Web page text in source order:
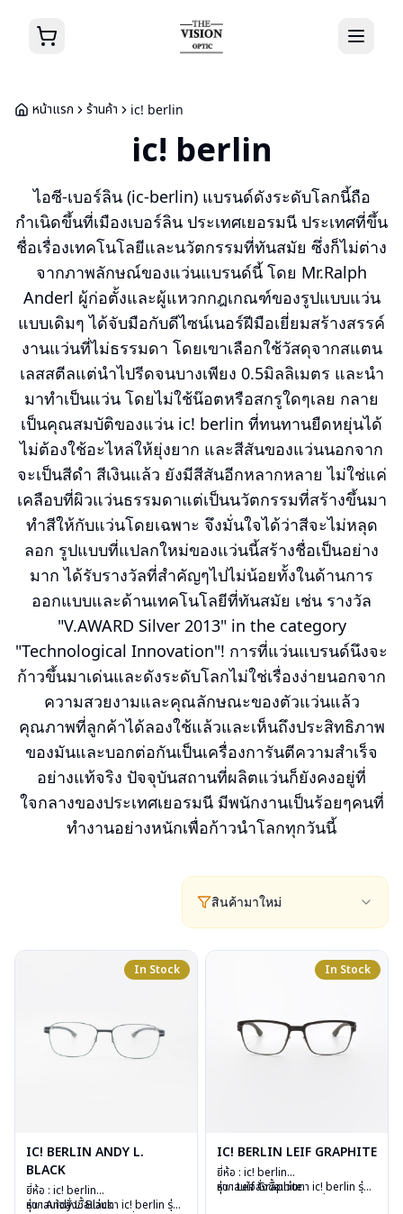
หน้าแรก ร้านค้า ic! berlin
ic! berlin
ไอซี-เบอร์ลิน (ic-berlin) แบรนด์ดังระดับโลกนี้ถือ
กำเนิดขึ้นที่เมืองเบอร์ลิน ประเทศเยอรมนี ประเทศที่ขึ้น
ชื่อเรื่องเทคโนโลยีและนวัตกรรมที่ทันสมัย ซึ่งก็ไม่ต่าง
จากภาพลักษณ์ของแว่นแบรนด์นี้ โดย Mr.Ralph
Anderl ผู้ก่อตั้งและผู้แหวกกฎเกณฑ์ของรูปแบบแว่น
แบบเดิมๆ ได้จับมือกับดีไซน์เนอร์ฝีมือเยี่ยมสร้างสรรค์
งานแว่นที่ไม่ธรรมดา โดยเขาเลือกใช้วัสดุจากสแตน
เลสสตีลแต่นำไปรีดจนบางเพียง 0.5มิลลิเมตร และนำ
มาทำเป็นแว่น โดยไม่ใช้น๊อตหรือสกรูใดๆเลย กลาย
เป็นคุณสมบัติของแว่น ic! berlin ที่ทนทานยืดหยุ่นได้
ไม่ต้องใช้อะไหล่ให้ยุ่งยาก และสีสันของแว่นนอกจาก
จะเป็นสีดำ สีเงินแล้ว ยังมีสีสันอีกหลากหลาย ไม่ใช่แค่
เคลือบที่ผิวแว่นธรรมดาแต่เป็นนวัตกรรมที่สร้างขึ้นมา
ทำสีให้กับแว่นโดยเฉพาะ จึงมั่นใจได้ว่าสีจะไม่หลุด
ลอก รูปแบบที่แปลกใหม่ของแว่นนี้สร้างชื่อเป็นอย่าง
มาก ได้รับรางวัลที่สำคัญๆไปไม่น้อยทั้งในด้านการ
ออกแบบและด้านเทคโนโลยีที่ทันสมัย เช่น รางวัล
"V.AWARD Silver 2013" in the category
"Technological Innovation"! การที่แว่นแบรนด์นึงจะ
ก้าวขึ้นมาเด่นและดังระดับโลกไม่ใช่เรื่องง่ายนอกจาก
ความสวยงามและคุณลักษณะของตัวแว่นแล้ว
คุณภาพที่ลูกค้าได้ลองใช้แล้วและเห็นถึงประสิทธิภาพ
ของมันและบอกต่อกันเป็นเครื่องการันตีความสำเร็จ
อย่างแท้จริง ปัจจุบันสถานที่ผลิตแว่นก็ยังคงอยู่ที่
ใจกลางของประเทศเยอรมนี มีพนักงานเป็นร้อยๆคนที่
ทำงานอย่างหนักเพื่อก้าวนำโลกทุกวันนี้
สินค้ามาใหม่
In Stock
IC! BERLIN ANDY L.
BLACK
ยี่ห้อ : ic! berlin
รุ่น : Andy L. Black
หากสนใจสั่งชื้อแว่นตา ic! berlin รุ่น
In Stock
IC! BERLIN LEIF GRAPHITE
ยี่ห้อ : ic! berlin
รุ่น : Leif Graphite
หากสนใจสั่งชื้อแว่นตา ic! berlin รุ่น